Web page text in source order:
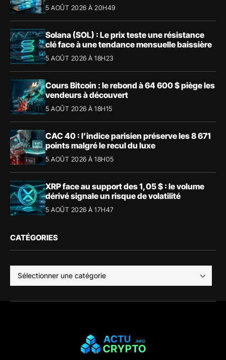
5 AOÛT 2026 À 20H49
Solana (SOL) : Le prix teste une résistance
clé face à une tendance mensuelle baissière
5 AOÛT 2026 À 18H23
Cours Bitcoin : le rebond à 64 600 $ piège les
vendeurs à découvert
5 AOÛT 2026 À 18H15
CAC 40 : l’indice parisien préserve les 8 671
points malgré le recul du luxe
5 AOÛT 2026 À 18H05
XRP face au support des 1,05 $ : le volume
dérivé signale un risque de volatilité
5 AOÛT 2026 À 17H47
CATÉGORIES